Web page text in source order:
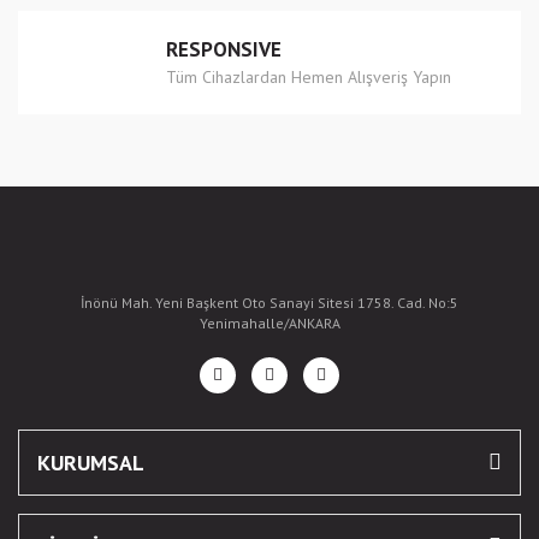
RESPONSIVE
Tüm Cihazlardan Hemen Alışveriş Yapın
İnönü Mah. Yeni Başkent Oto Sanayi Sitesi 1758. Cad. No:5
Yenimahalle/ANKARA
KURUMSAL